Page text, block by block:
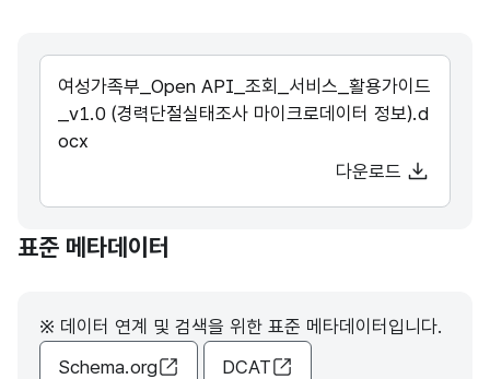
여성가족부_Open API_조회_서비스_활용가이드
_v1.0 (경력단절실태조사 마이크로데이터 정보).d
ocx
다운로드
표준 메타데이터
※ 데이터 연계 및 검색을 위한 표준 메타데이터입니다.
Schema.org
DCAT